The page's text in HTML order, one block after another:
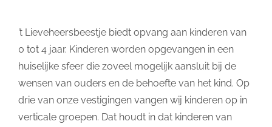
’t Lieveheersbeestje biedt opvang aan kinderen van
0 tot 4 jaar. Kinderen worden opgevangen in een
huiselijke sfeer die zoveel mogelijk aansluit bij de
wensen van ouders en de behoefte van het kind. Op
drie van onze vestigingen vangen wij kinderen op in
verticale groepen. Dat houdt in dat kinderen van